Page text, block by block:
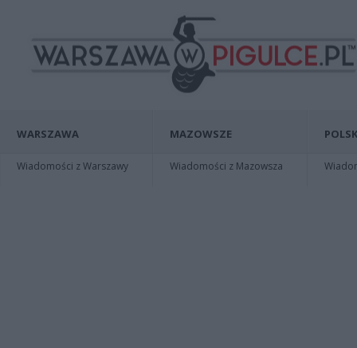
WARSZAWA
Wiadomości z Warszawy
MAZOWSZE
Wiadomości z Mazowsza